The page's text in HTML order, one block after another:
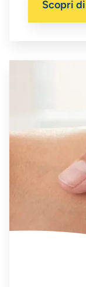
della
Scopri